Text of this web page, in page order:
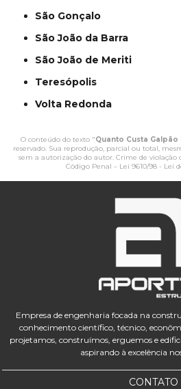
São Gonçalo
São João da Barra
São João de Meriti
Teresópolis
Volta Redonda
O conteúdo do texto "Quanto Custa
reservado. Sua reprodução, parcial ou total,
sem a autorização do autor. Crime de violação
Código Penal – Lei 9610/98 - Lei
Empresa de engenharia focada na
conhecimento científico, técnico,
projetamos, construímos, erguemos e
aspirando à excelência
CONTATO